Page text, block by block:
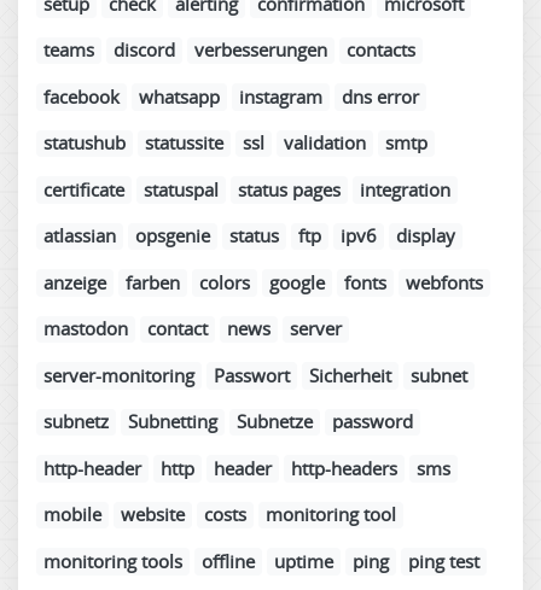
teams
discord verbesserungen
contacts
facebook
whatsapp instagram
dns error
statushub
statussite ssl validation
smtp
certificate
statuspal status pages
integration
atlassian
opsgenie status ftp ipv6
display
anzeige
farben colors google fonts
webfonts
mastodon
contact news
server
server-monitoring
Passwort Sicherheit
subnet
subnetz
Subnetting Subnetze
password
http-header
http header http-headers
sms
mobile
website costs
monitoring tool
monitoring tools
offline uptime ping
ping test